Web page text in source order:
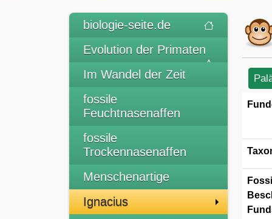
biologie-seite.de
Evolution der Primaten
Im Wandel der Zeit
fossile
Feuchtnasenaffen
fossile
Trockennasenaffen
Menschenartige
Ignacius